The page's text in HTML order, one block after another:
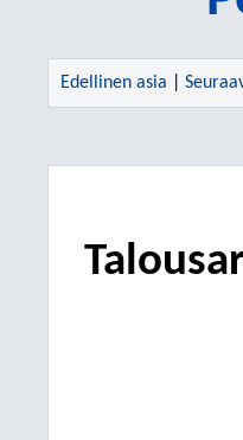
Edellinen asia